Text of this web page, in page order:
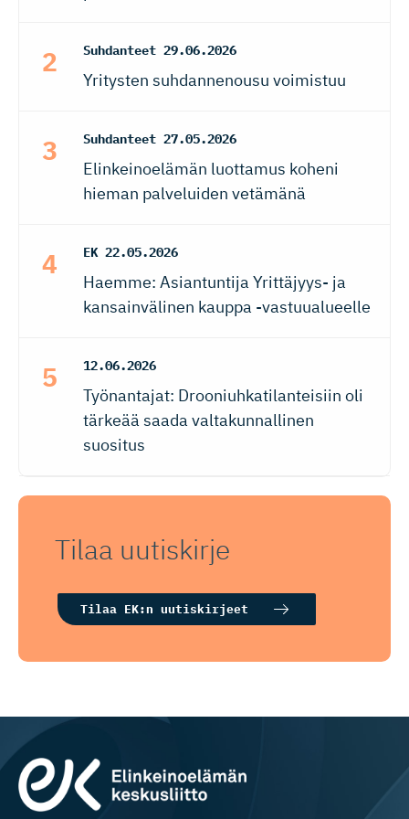
Suhdanteet 29.06.2026
Yritysten suhdannenousu voimistuu
Suhdanteet 27.05.2026
Elinkeinoelämän luottamus koheni
hieman palveluiden vetämänä
EK 22.05.2026
Haemme: Asiantuntija Yrittäjyys- ja
kansainvälinen kauppa -vastuualueelle
12.06.2026
Työnantajat: Drooniuhkatilanteisiin oli
tärkeää saada valtakunnallinen
suositus
Tilaa uutiskirje
Tilaa EK:n uutiskirjeet